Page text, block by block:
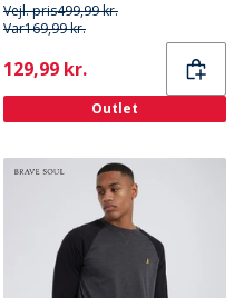
Vejl. pris499,99 kr.
Var169,99 kr.
Current
129,99 kr.
Outlet